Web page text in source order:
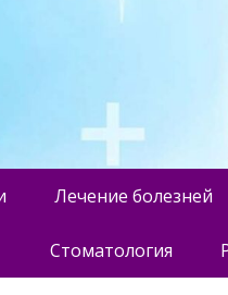
Лечение болезней
Стоматология